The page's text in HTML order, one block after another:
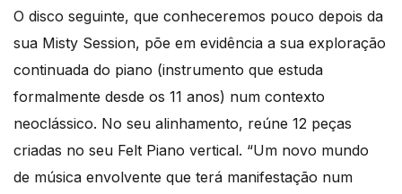
O disco seguinte, que conheceremos pouco depois da
sua Misty Session, põe em evidência a sua exploração
continuada do piano (instrumento que estuda
formalmente desde os 11 anos) num contexto
neoclássico. No seu alinhamento, reúne 12 peças
criadas no seu Felt Piano vertical. “Um novo mundo
de música envolvente que terá manifestação num